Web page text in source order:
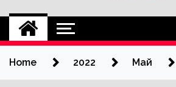
Home 2022 Май